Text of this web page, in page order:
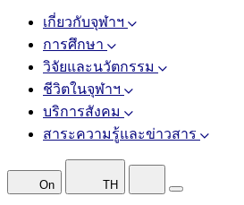
เกี่ยวกับจุฬาฯ
การศึกษา
วิจัยและนวัตกรรม
ชีวิตในจุฬาฯ
บริการสังคม
สาระความรู้และข่าวสาร
On TH